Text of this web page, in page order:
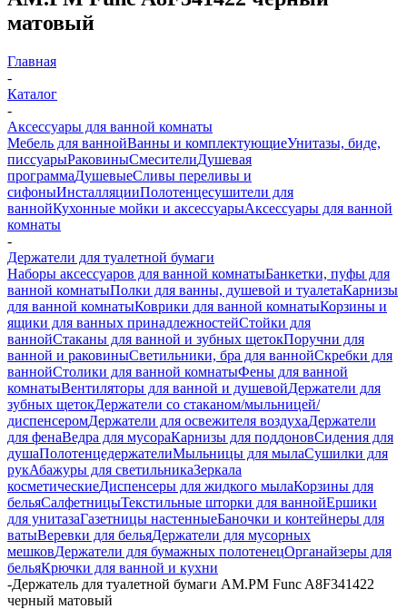
матовый
Главная
-
Каталог
-
Аксессуары для ванной комнаты
Мебель для ваннойВанны и комплектующиеУнитазы, биде,
писсуарыРаковиныСмесителиДушевая
программаДушевыеСливы переливы и
сифоныИнсталляцииПолотенцесушители для
ваннойКухонные мойки и аксессуарыАксессуары для ванной
комнаты
-
Держатели для туалетной бумаги
Наборы аксессуаров для ванной комнатыБанкетки, пуфы для
ванной комнатыПолки для ванны, душевой и туалетаКарнизы
для ванной комнатыКоврики для ванной комнатыКорзины и
ящики для ванных принадлежностейСтойки для
ваннойСтаканы для ванной и зубных щетокПоручни для
ванной и раковиныСветильники, бра для ваннойСкребки для
ваннойСтолики для ванной комнатыФены для ванной
комнатыВентиляторы для ванной и душевойДержатели для
зубных щетокДержатели со стаканом/мыльницей/
диспенсеромДержатели для освежителя воздухаДержатели
для фенаВедра для мусораКарнизы для поддоновСидения для
душаПолотенцедержателиМыльницы для мылаСушилки для
рукАбажуры для светильникаЗеркала
косметическиеДиспенсеры для жидкого мылаКорзины для
бельяСалфетницыТекстильные шторки для ваннойЕршики
для унитазаГазетницы настенныеБаночки и контейнеры для
ватыВеревки для бельяДержатели для мусорных
мешковДержатели для бумажных полотенецОрганайзеры для
бельяКрючки для ванной и кухни
-Держатель для туалетной бумаги AM.PM Func A8F341422
черный матовый